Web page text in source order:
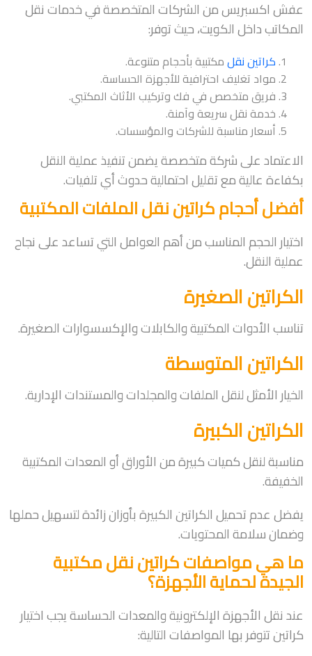
عفش اكسبريس من الشركات المتخصصة في خدمات نقل
المكاتب داخل الكويت، حيث توفر:
كراتين نقلمكتبية بأحجام متنوعة.
مواد تغليف احترافية للأجهزة الحساسة.
فريق متخصص في فك وتركيب الأثاث المكتبي.
خدمة نقل سريعة وآمنة.
أسعار مناسبة للشركات والمؤسسات.
الاعتماد على شركة متخصصة يضمن تنفيذ عملية النقل
بكفاءة عالية مع تقليل احتمالية حدوث أي تلفيات.
أفضل أحجام كراتين نقل الملفات المكتبية
اختيار الحجم المناسب من أهم العوامل التي تساعد على نجاح
عملية النقل.
الكراتين الصغيرة
تناسب الأدوات المكتبية والكابلات والإكسسوارات الصغيرة.
الكراتين المتوسطة
الخيار الأمثل لنقل الملفات والمجلدات والمستندات الإدارية.
الكراتين الكبيرة
مناسبة لنقل كميات كبيرة من الأوراق أو المعدات المكتبية
الخفيفة.
يفضل عدم تحميل الكراتين الكبيرة بأوزان زائدة لتسهيل حملها
وضمان سلامة المحتويات.
ما هي مواصفات كراتين نقل مكتبية
الجيدة لحماية الأجهزة؟
عند نقل الأجهزة الإلكترونية والمعدات الحساسة يجب اختيار
كراتين تتوفر بها المواصفات التالية: